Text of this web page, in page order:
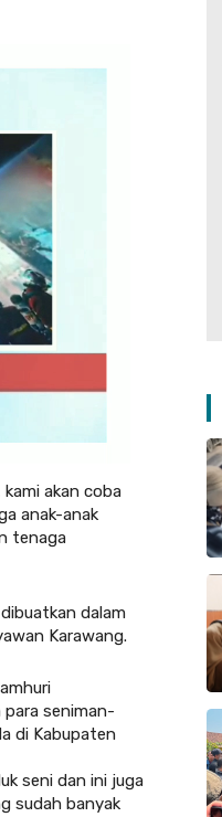
akan coba
anak-anak
tenaga
dalam
Karawang.
para seniman-
di Kabupaten
seni dan ini juga
sudah banyak